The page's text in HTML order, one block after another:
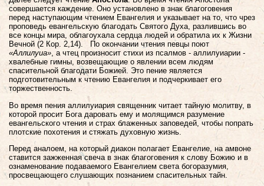
совершается каждение. Оно установлено в знак благоговения
перед наступающим чтением Евангелия и указывает на то, что чрез
проповедь евангельскую благодать Святого Духа, разлившись во
все концы мира, облагоухала сердца людей и обратила их к Жизни
Вечной (2 Кор. 2,14).
По окончании чтения певцы поют
«Аллилуиа», а чтец произносит стихи из псалмов - аллилуиарии -
хвалебные гимны, возвещающие о явлении всем людям
спасительной благодати Божией. Это пение является
подготовительным к чтению Евангелия и подчеркивает его
торжественность.
Во время пения аллилуиария священник читает тайную молитву, в
которой просит Бога даровать ему и молящимся разумение
евангельского чтения и страх блаженных заповедей, чтобы попрать
плотские похотения и стяжать духовную жизнь.
Перед аналоем, на который диакон полагает Евангелие, на амвоне
ставится зажженная свеча в знак благоговения к слову Божию и в
ознаменование подаваемого Евангелием света богоразумия,
просвещающего слушающих познанием спасительных тайн.